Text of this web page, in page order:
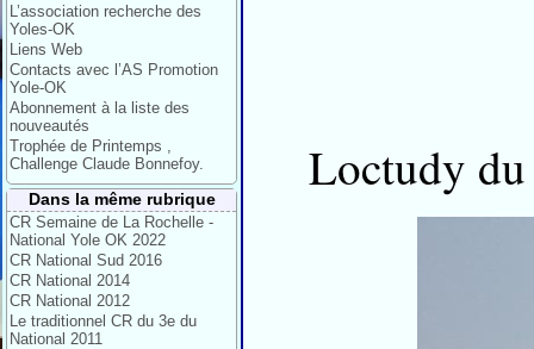
L’association recherche des
Yoles-OK
Liens Web
Contacts avec l’AS Promotion
Yole-OK
Abonnement à la liste des
nouveautés
Trophée de Printemps ,
Challenge Claude Bonnefoy.
Dans la même rubrique
CR Semaine de La Rochelle -
National Yole OK 2022
CR National Sud 2016
CR National 2014
CR National 2012
Le traditionnel CR du 3e du
National 2011
Loctudy